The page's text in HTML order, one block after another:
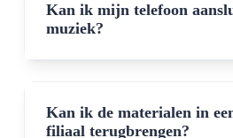
Kan ik mijn telefoon
muziek?
Kan ik de materialen in
filiaal terugbrengen?